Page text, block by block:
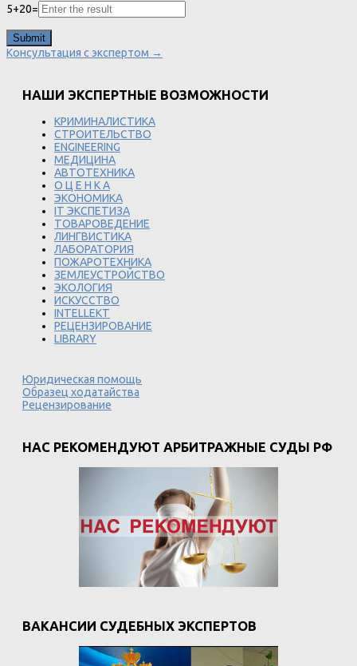
5+20=
Консультация с экспертом →
НАШИ ЭКСПЕРТНЫЕ ВОЗМОЖНОСТИ
КРИМИНАЛИСТИКА
СТРОИТЕЛЬСТВО
ENGINEERING
МЕДИЦИНА
АВТОТЕХНИКА
О Ц Е Н К А
ЭКОНОМИКА
IT ЭКСПЕТИЗА
ТОВАРОВЕДЕНИЕ
ЛИНГВИСТИКА
ЛАБОРАТОРИЯ
ПОЖАРОТЕХНИКА
ЗЕМЛЕУСТРОЙСТВО
ЭКОЛОГИЯ
ИСКУССТВО
INTELLEKT
РЕЦЕНЗИРОВАНИЕ
LIBRARY
Юридическая помощь
Образец ходатайства
Рецензирование
НАС РЕКОМЕНДУЮТ АРБИТРАЖНЫЕ СУДЫ РФ
ВАКАНСИИ СУДЕБНЫХ ЭКСПЕРТОВ